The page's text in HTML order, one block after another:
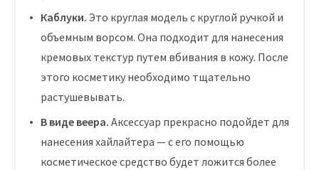
Каблуки. Это круглая модель с круглой ручкой и
объемным ворсом. Она подходит для нанесения
кремовых текстур путем вбивания в кожу. После
этого косметику необходимо тщательно
растушевывать.
В виде веера. Аксессуар прекрасно подойдет для
нанесения хайлайтера — с его помощью
косметическое средство будет ложится более